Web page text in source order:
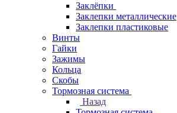
Заклёпки
Заклепки металлические
Заклепки пластиковые
Винты
Гайки
Зажимы
Кольца
Скобы
Тормозная система
Назад